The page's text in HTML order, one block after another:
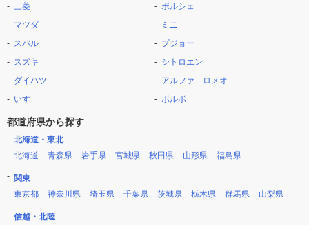
三菱
マツダ
スバル
スズキ
ダイハツ
いすゞ
ポルシェ
ミニ
プジョー
シトロエン
アルファ ロメオ
ボルボ
都道府県から探す
北海道・東北
北海道
青森県 岩手県 宮城県 秋田県 山形県 福島県
関東
東京都
神奈川県 埼玉県 千葉県 茨城県 栃木県 群馬県 山梨県
信越・北陸